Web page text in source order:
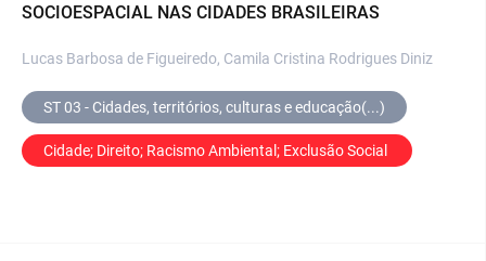
SOCIOESPACIAL NAS CIDADES BRASILEIRAS
Lucas Barbosa de Figueiredo, Camila Cristina Rodrigues Diniz
ST 03 - Cidades, territórios, culturas e educação(...)
Cidade; Direito; Racismo Ambiental; Exclusão Social